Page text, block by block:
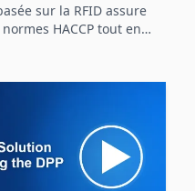
sur la RFID assure
HACCP tout en
dans les